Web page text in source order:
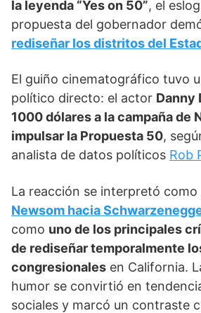
la leyenda “Yes on 50”, el
propuesta del gobernador
rediseñar los distritos del
El guiño cinematográfico tuvo
político directo: el actor Danny
1000 dólares a la campaña de
impulsar la Propuesta 50,
analista de datos políticos Rob
La reacción se interpretó como
Newsom hacia
como uno de los principales
de rediseñar temporalmente
congresionales en California.
humor se convirtió en
sociales y marcó un contraste